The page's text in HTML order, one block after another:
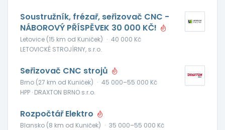
Soustružník, frézař, seřizovač CNC -
NÁBOROVÝ PŘÍSPĚVEK 30 000 KČ!
Letovice (15 km od Kuniček) · 40 000 Kč
LETOVICKÉ STROJÍRNY, s.r.o.
Seřizovač CNC strojů
Brno (27 km od Kuniček) · 45 000–55 000 Kč
HPP · DRAXTON BRNO s.r.o.
Rozpočtář Elektro
Blansko (8 km od Kuniček) · 35 000–55 000 Kč